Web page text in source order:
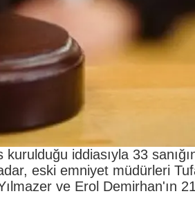
iddiasıyla 33
eski emniyet müdürleri
ve Erol Demirhan'ın